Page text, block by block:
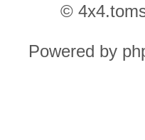
©
Powered by